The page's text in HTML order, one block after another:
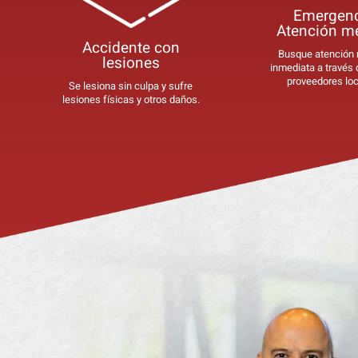
Accidentes De Tráfico
Los accidentes de tráfico son una de las
homicidio culposo en Estados Unidos.
Accidentes De Moto
En California, los informes de accidentes de
Muerte Por Negligencia
En Gonzales Law Offices, sabemos que no
Accidente con
lesiones
Se lesiona sin culpa y sufre
lesiones físicas y otros daños.
Atención
Busque atención
inmediata a través
proveedores